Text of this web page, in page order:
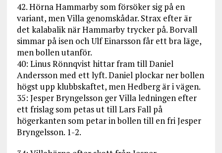
42. Hörna Hammarby som försöker sig på en
variant, men Villa genomskådar. Strax efter är
det kalabalik när Hammarby trycker på. Borvall
simmar på isen och Ulf Einarsson får ett bra läge,
men bollen utanför.
40: Linus Rönnqvist hittar fram till Daniel
Andersson med ett lyft. Daniel plockar ner bollen
högst upp klubbskaftet, men Hedberg är i vägen.
35: Jesper Bryngelsson ger Villa ledningen efter
ett frislag som petas ut till Lars Fall på
högerkanten som petar in bollen till en fri Jesper
Bryngelsson. 1-2.